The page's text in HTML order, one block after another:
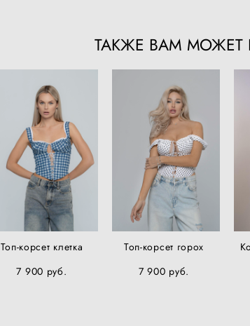
ТАКЖЕ ВАМ МОЖЕТ
Топ-корсет клетка
7 900 pуб.
Топ-корсет горох
7 900 pуб.